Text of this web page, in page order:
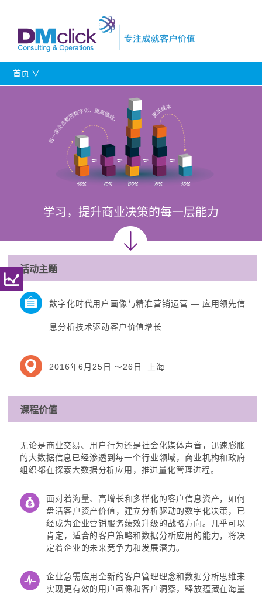
首页 ∨
学习，提升商业决策的每一层能力
活动主题
数字化时代用户画像与精准营销运营 — 应用领先信
息分析技术驱动客户价值增长
2016年6月25日 ～26日 上海
课程价值
无论是商业交易、用户行为还是社会化媒体声音，迅速膨胀
的大数据信息已经渗透到每一个行业领域，商业机构和政府
组织都在探索大数据分析应用，推进量化管理进程。
面对着海量、高增长和多样化的客户信息资产，如何
盘活客户资产价值，建立分析驱动的数字化决策，已
经成为企业营销服务绩效升级的战略方向。几乎可以
肯定，适合的客户策略和数据分析应用的能力，将决
定着企业的未来竞争力和发展潜力。
企业急需应用全新的客户管理理念和数据分析思维来
实现更有效的用户画像和客户洞察，释放蕴藏在海量